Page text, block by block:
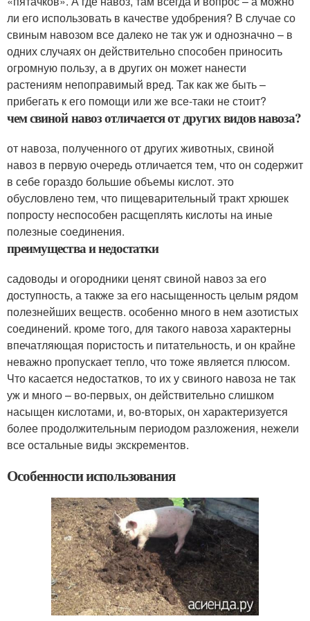
ли его использовать в качестве удобрения? В случае со
свиным навозом все далеко не так уж и однозначно – в
одних случаях он действительно способен приносить
огромную пользу, а в других он может нанести
растениям непоправимый вред. Так как же быть –
прибегать к его помощи или же все-таки не стоит?
чем свиной навоз отличается от других видов навоза?
от навоза, полученного от других животных, свиной
навоз в первую очередь отличается тем, что он содержит
в себе гораздо большие объемы кислот. это
обусловлено тем, что пищеварительный тракт хрюшек
попросту неспособен расщеплять кислоты на иные
полезные соединения.
преимущества и недостатки
садоводы и огородники ценят свиной навоз за его
доступность, а также за его насыщенность целым рядом
полезнейших веществ. особенно много в нем азотистых
соединений. кроме того, для такого навоза характерны
впечатляющая пористость и питательность, и он крайне
неважно пропускает тепло, что тоже является плюсом.
Что касается недостатков, то их у свиного навоза не так
уж и много – во-первых, он действительно слишком
насыщен кислотами, и, во-вторых, он характеризуется
более продолжительным периодом разложения, нежели
все остальные виды экскрементов.
Особенности использования